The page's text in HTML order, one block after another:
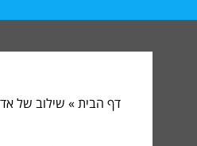
דף הבית» שילוב של